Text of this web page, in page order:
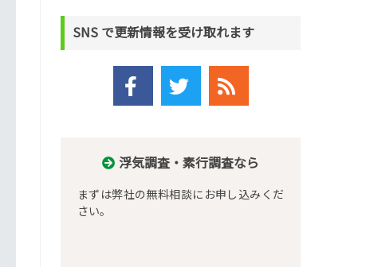
SNS で更新情報を受け取れます
浮気調査・素行調査なら
まずは弊社の無料相談にお申し込みくだ
さい。